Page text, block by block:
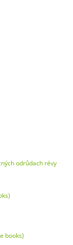
odrůdach révy
books)